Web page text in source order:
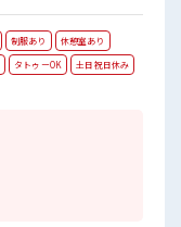
制服あり
休憩室あり
タトゥーOK
土日祝日休み